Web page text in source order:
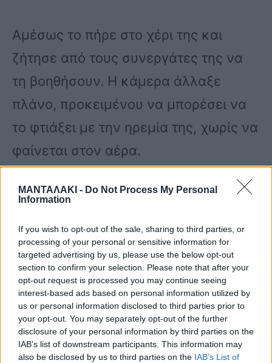
ΜΑΝΤΑΛΑΚΙ - Do Not Process My Personal
Information
If you wish to opt-out of the sale, sharing to third parties, or
processing of your personal or sensitive information for
targeted advertising by us, please use the below opt-out
section to confirm your selection. Please note that after your
opt-out request is processed you may continue seeing
interest-based ads based on personal information utilized by
us or personal information disclosed to third parties prior to
your opt-out. You may separately opt-out of the further
disclosure of your personal information by third parties on the
IAB’s list of downstream participants. This information may
also be disclosed by us to third parties on the IAB’s List of
Αμέσως το πήρε στο χέρι της και
ζήτησε από τους συνεργάτες της να
τη βοηθήσουν. Η κάμερα άλλαξε
πλάνο, προκειμένου να μπορέσει να
το φτιάξει με την ηρεμία της, χωρίς να
φαίνεται στον αέρα.
«Παιδιά, αν δεν φέρετε να μου ράψετε
αυτό… Δηλαδή, όλα τα κουμπάκια που
μου βάζετε, πέσανε… Το μάτι!», είπε η
Ελένη Μενεγάκη στους συνεργάτες
της πίσω από τις κάμερες.
Δείτε το βίντεο: